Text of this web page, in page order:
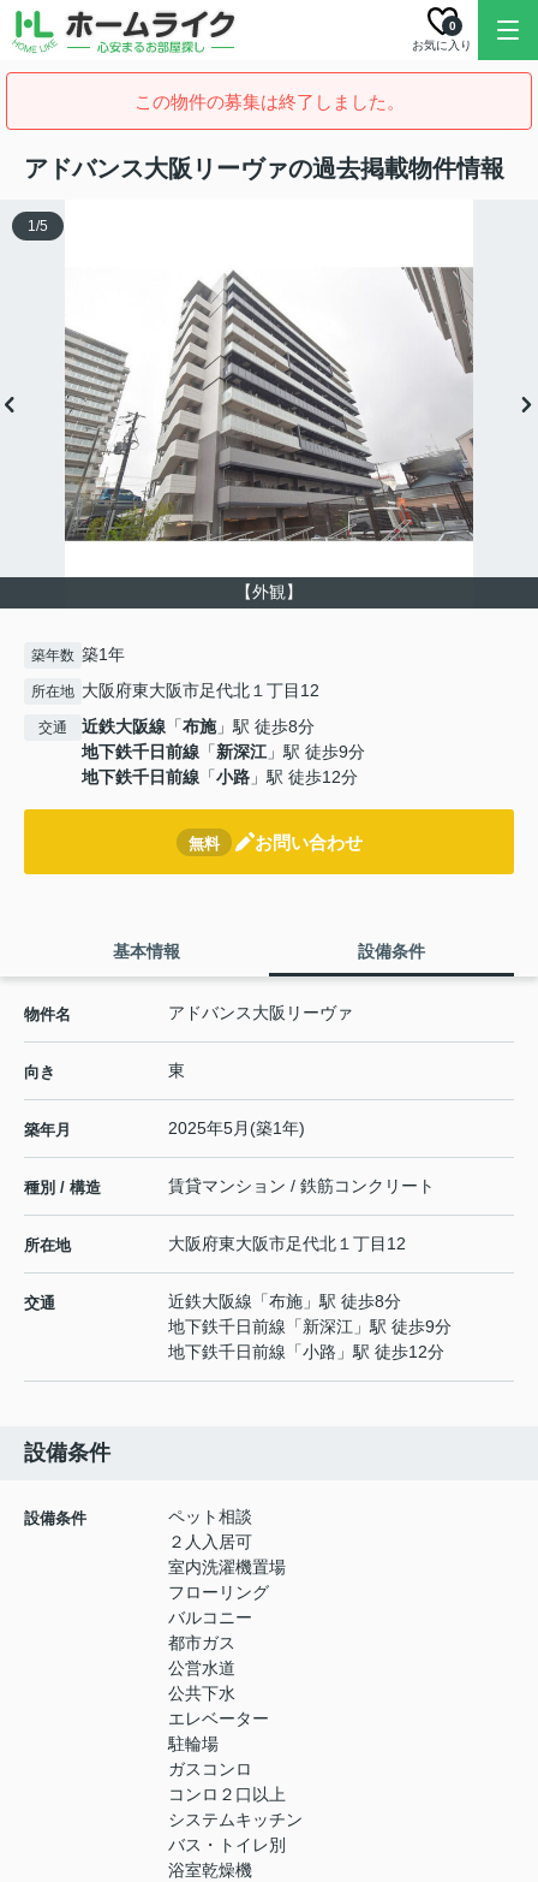
お気に入り
0
この物件の募集は終了しました。
アドバンス大阪リーヴァの過去掲載物件情報
【外観】
1/5
築年数 築1年
所在地 大阪府東大阪市足代北１丁目12
交通 近鉄大阪線 「布施」駅 徒歩8分
地下鉄千日前線 「新深江」駅 徒歩9分
地下鉄千日前線 「小路 」駅 徒歩12分
無料 お問い合わせ
基本情報 設備条件
物件名 アドバンス大阪リーヴァ
向き 東
築年月 2025年5月(築1年)
種別 / 構造 賃貸マンション / 鉄筋コンクリート
所在地 大阪府東大阪市足代北１丁目12
交通 近鉄大阪線 「布施 」駅 徒歩8分
地下鉄千日前線 「新深江 」駅 徒歩9分
地下鉄千日前線 「小路 」駅 徒歩12分
設備条件
設備条件
ペット相談
２人入居可
室内洗濯機置場
フローリング
バルコニー
都市ガス
公営水道
公共下水
エレベーター
駐輪場
ガスコンロ
コンロ２口以上
システムキッチン
バス・トイレ別
浴室乾燥機